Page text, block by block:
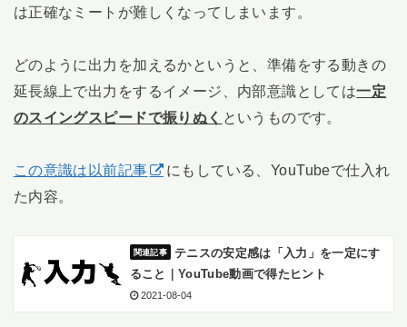
は正確なミートが難しくなってしまいます。
どのように出力を加えるかというと、準備をする動きの
延長線上で出力をするイメージ、内部意識としては一定
のスイングスピードで振りぬく というものです。
この意識は以前記事
にもしている、YouTubeで仕入れ
た内容。
テニスの安定感は「入力」を一定にす
ること｜YouTube動画で得たヒント
2021-08-04